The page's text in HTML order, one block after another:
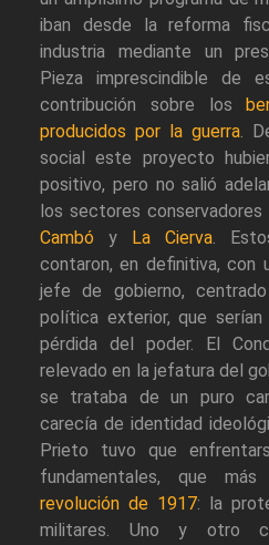
iban desde la reforma
industria mediante un
Pieza imprescindible de
contribución sobre los
producidos por la guerra.
social este proyecto
positivo, pero no salió
los sectores
Cambó y La Cierva.
contaron, en definitiva, con
jefe de gobierno,
política exterior, que
pérdida del poder. El
relevado en la jefatura del
se trataba de un puro
carecía de identidad
Prieto tuvo que
fundamentales, que
revolución de 1917: la
militares. Uno y otro